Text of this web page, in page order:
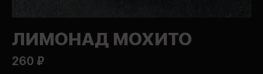
ЛИМОНАД МОХИТО
260 ₽